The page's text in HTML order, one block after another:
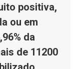
positiva,
ou em
da
de 11200